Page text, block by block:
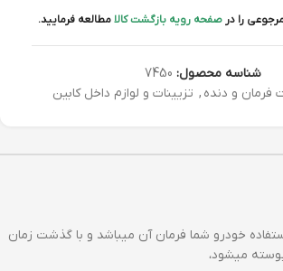
را درصفحه رویه بازگشت کالامطالعه فرمایید.
شناسه محصول: 7450
فرمان و دنده , تزیینات و لوازم داخل کابین
خودرو شما فرمان آن میباشد و با گذشت زمان
میشود،